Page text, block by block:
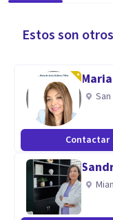
Estos son
Contactar